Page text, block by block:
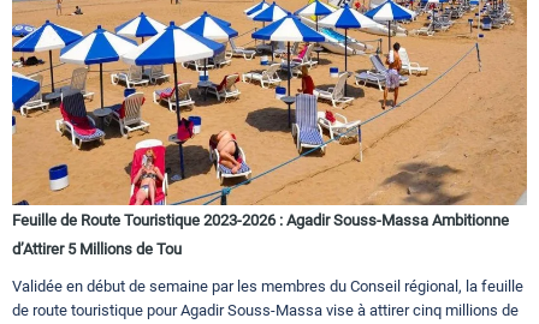
Feuille de Route Touristique 2023-2026 : Agadir Souss-Massa Ambitionne
d’Attirer 5 Millions de Tou
Validée en début de semaine par les membres du Conseil régional, la feuille
de route touristique pour Agadir Souss-Massa vise à attirer cinq millions de